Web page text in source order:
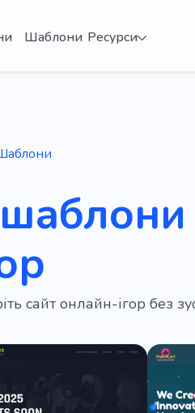
Шаблони Ресурси
сайт онлайн-ігор без